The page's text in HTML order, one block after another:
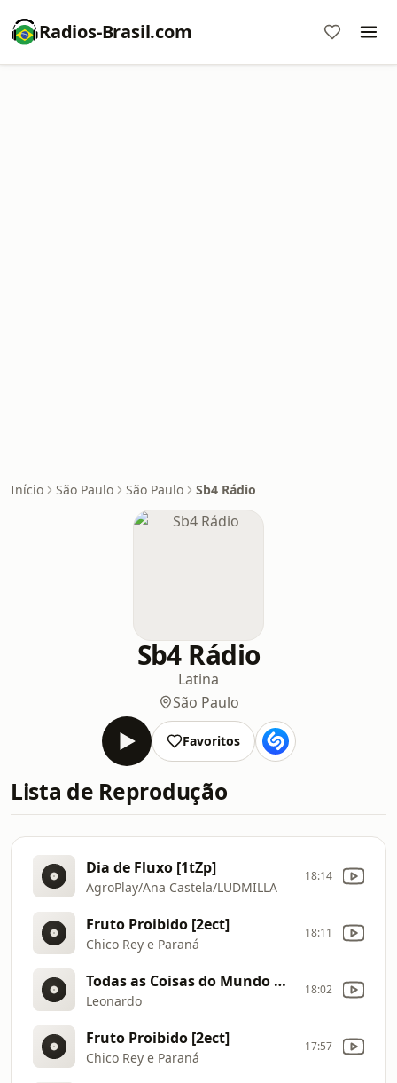
Radios-Brasil.com
Início São Paulo São Paulo Sb4 Rádio
Sb4 Rádio
Latina
São Paulo
Favoritos
Lista de Reprodução
Dia de Fluxo [1tZp]
AgroPlay/Ana Castela/LUDMILLA
18:14
Fruto Proibido [2ect]
Chico Rey e Paraná
18:11
Todas as Coisas do Mundo Video Clipe via torchbrowser com
Leonardo
18:02
Fruto Proibido [2ect]
Chico Rey e Paraná
17:57